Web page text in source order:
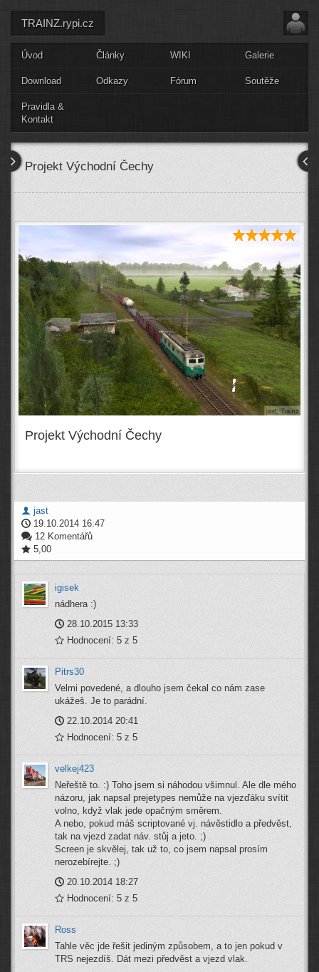
TRAINZ.rypi.cz
Úvod Články WIKI Galerie
Download Odkazy Fórum Soutěže
Pravidla &
Kontakt
Projekt Východní Čechy
Projekt Východní Čechy
jast
19.10.2014 16:47
12 Komentářů
5,00
igisek
nádhera :)
28.10.2015 13:33
Hodnocení: 5 z 5
Pitrs30
Velmi povedené, a dlouho jsem čekal co nám zase
ukážeš. Je to parádní.
22.10.2014 20:41
Hodnocení: 5 z 5
velkej423
Neřeště to. :) Toho jsem si náhodou všimnul. Ale dle mého
názoru, jak napsal prejetypes nemůže na vjezďáku svítit
volno, když vlak jede opačným směrem.
A nebo, pokud máš scriptované vj. návěstidlo a předvěst,
tak na vjezd zadat náv. stůj a jeto. ;)
Screen je skvělej, tak už to, co jsem napsal prosím
nerozebírejte. ;)
20.10.2014 18:27
Hodnocení: 5 z 5
Ross
Tahle věc jde řešit jediným způsobem, a to jen pokud v
TRS nejezdíš. Dát mezi předvěst a vjezd vlak.